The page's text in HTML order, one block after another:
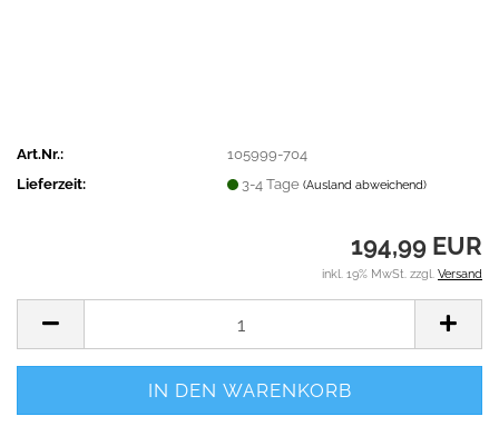
Art.Nr.:
105999-704
Lieferzeit:
3-4 Tage(Ausland abweichend)
194,99 EUR
inkl. 19% MwSt. zzgl. Versand